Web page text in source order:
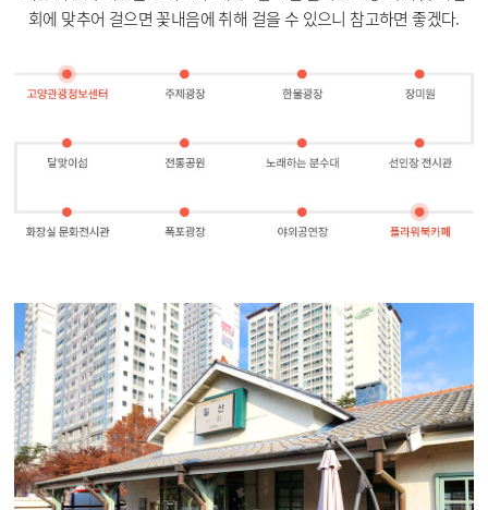
회에 맞추어 걸으면 꽃내음에 취해 걸을 수 있으니 참고하면 좋겠다.